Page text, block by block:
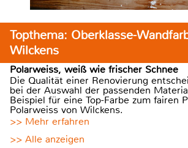
Topthema: Oberklasse-
Wilckens
Polarweiss, weiß wie frischer Schnee
Die Qualität einer Renovierung
bei der Auswahl der passenden
Beispiel für eine Top-Farbe zum fairen
Polarweiss von Wilckens.
>> Mehr erfahren
>> Alle anzeigen